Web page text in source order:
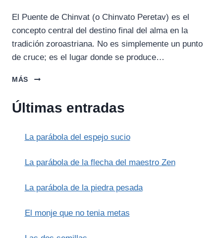
El Puente de Chinvat (o Chinvato Peretav) es el
concepto central del destino final del alma en la
tradición zoroastriana. No es simplemente un punto
de cruce; es el lugar donde se produce…
MÁS
EL
CHINVAT:
DEL
EN
Últimas entradas
La parábola del espejo sucio
La parábola de la flecha del maestro Zen
La parábola de la piedra pesada
El monje que no tenia metas